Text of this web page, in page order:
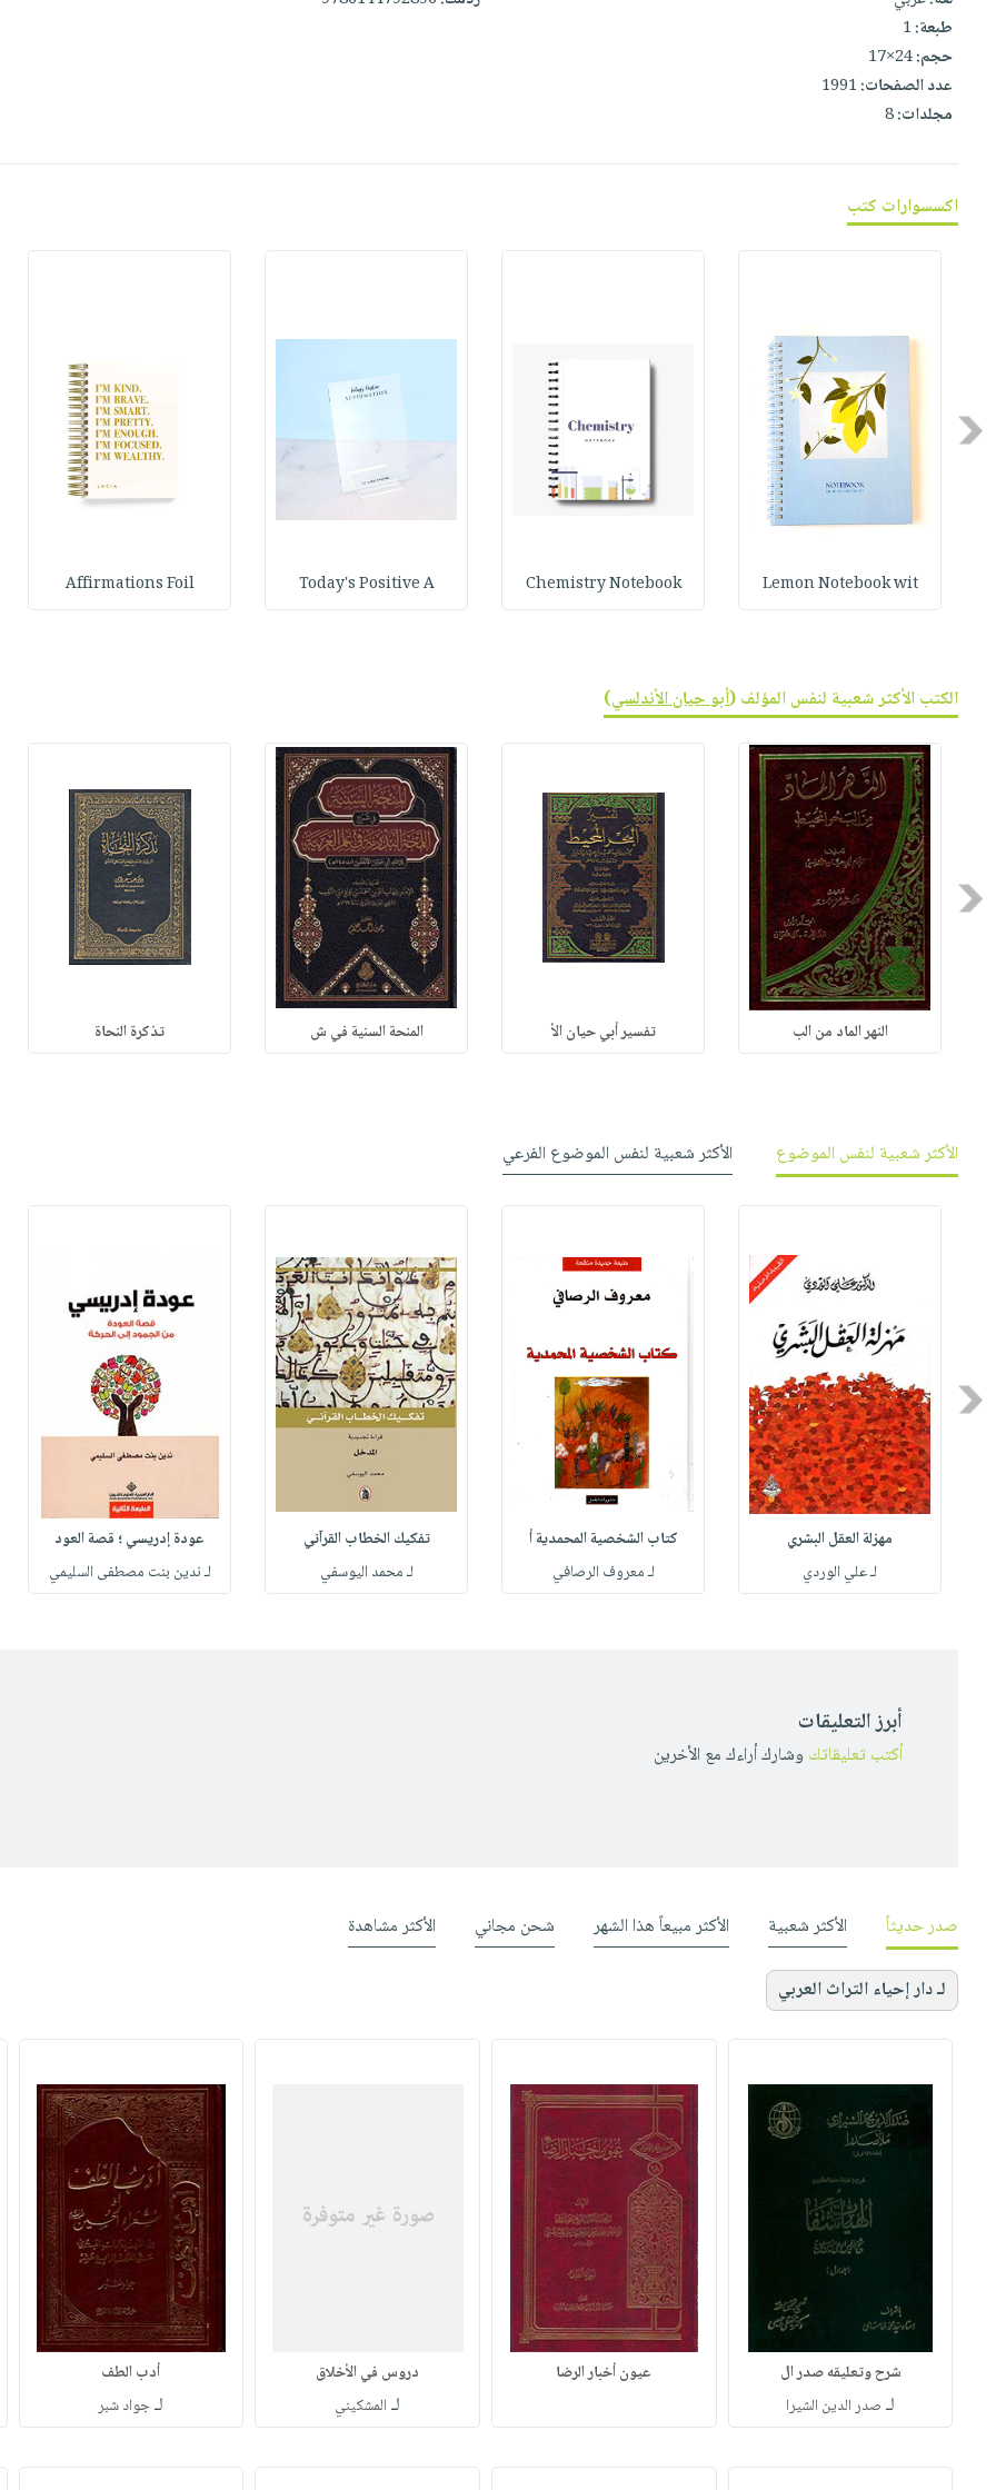
صابون
أطفال
مناسبات
فيديوهات
أسئلة
يتكرر
طرحها
وفرات
انشر
عربة
التسوق
نشرة
طبعة:1
حجم:24×17
عدد الصفحات:1991
مجلدات:8
اكسسوارات كتب
Previous
Lemon Notebook wit
Chemistry Notebook
Today's Positive A
Affirmations Foil
الكتب الأكثر شعبية لنفس المؤلف (أبو حيان الأندلسي)
Previous
النهر الماد من الب تفسير أبي حيان الأ المنحة السنية في ش تذكرة النحاة
الأكثر شعبية لنفس الموضوع الأكثر شعبية لنفس الموضوع الفرعي
Previous
مهزلة العقل البشري
لـ علي الوردي
كتاب الشخصية المحمدية أ
لـ معروف الرصافي
تفكيك الخطاب القرآني
لـ محمد اليوسفي
عودة إدريسي ؛ قصة العود
لـ ندين بنت مصطفى السليمي
أبرز التعليقات
أكتب تعليقاتك وشارك أراءك مع الأخرين
صدر حديثاً الأكثر شعبية الأكثر مبيعاً هذا الشهر شحن مجاني الأكثر مشاهدة
لـ دار إحياء التراث العربي
شرح وتعليقه صدر ال
لـ صدر الدين الشيرا
عيون أخبار الرضا دروس في الأخلاق
لـ المشكيني
أدب الطف
لـجواد شبر